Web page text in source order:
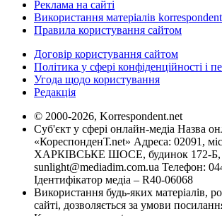
Реклама на сайті
Використання матеріалів
Правила користування сайтом
Договір користування сайтом
Політика у сфері конфіденційності і
Угода щодо користування
Редакція
© 2000-2026, Korrespondent.net
Суб'єкт у сфері онлайн-медіа Назва
«КореспонденТ.net» Адреса: 02091,
ХАРКІВСЬКЕ ШОСЕ, будинок 172-Б,
sunlight@mediadim.com.ua Телефон:
Ідентифікатор медіа – R40-06068
Використання будь-яких матеріалів,
сайті, дозволяється за умови